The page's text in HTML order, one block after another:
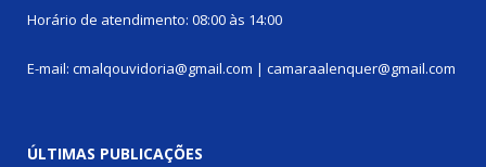
Horário de atendimento: 08:00 às 14:00
E-mail: cmalqouvidoria@gmail.com | camaraalenquer@gmail.com
ÚLTIMAS PUBLICAÇÕES